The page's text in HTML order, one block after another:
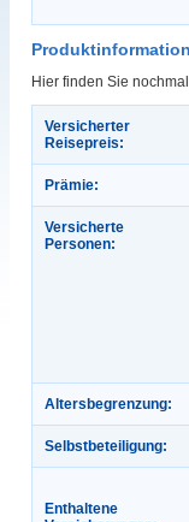
Hier finden Sie
Versicherter
Reisepreis:
Prämie:
Versicherte
Personen:
Altersbegrenzung:
Selbstbeteiligung:
Enthaltene